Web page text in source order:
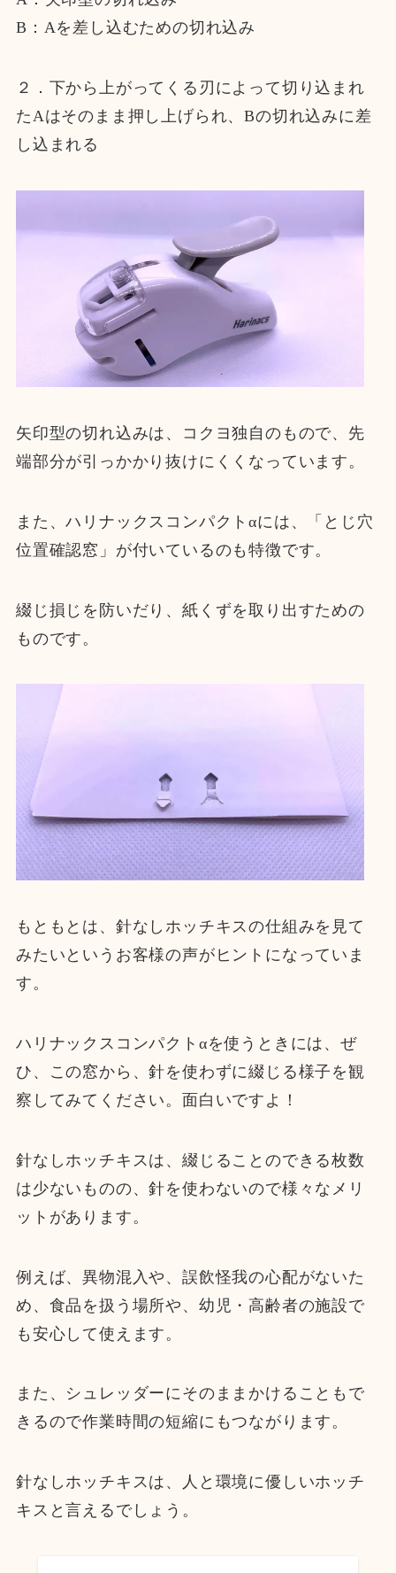
B：Aを差し込むための切れ込み
２．下から上がってくる刃によって切り込まれ
たAはそのまま押し上げられ、Bの切れ込みに差
し込まれる
矢印型の切れ込みは、コクヨ独自のもので、先
端部分が引っかかり抜けにくくなっています。
また、ハリナックスコンパクトαには、「とじ穴
位置確認窓」が付いているのも特徴です。
綴じ損じを防いだり、紙くずを取り出すための
ものです。
もともとは、針なしホッチキスの仕組みを見て
みたいというお客様の声がヒントになっていま
す。
ハリナックスコンパクトαを使うときには、ぜ
ひ、この窓から、針を使わずに綴じる様子を観
察してみてください。面白いですよ！
針なしホッチキスは、綴じることのできる枚数
は少ないものの、針を使わないので様々なメリ
ットがあります。
例えば、異物混入や、誤飲怪我の心配がないた
め、食品を扱う場所や、幼児・高齢者の施設で
も安心して使えます。
また、シュレッダーにそのままかけることもで
きるので作業時間の短縮にもつながります。
針なしホッチキスは、人と環境に優しいホッチ
キスと言えるでしょう。